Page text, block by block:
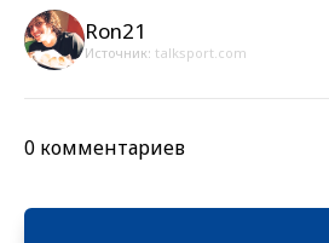
Ron21
Источник: talksport.com
0 комментариев